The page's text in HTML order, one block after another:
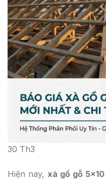
30 Th3
Hiện nay, xà gồ gỗ 5×10